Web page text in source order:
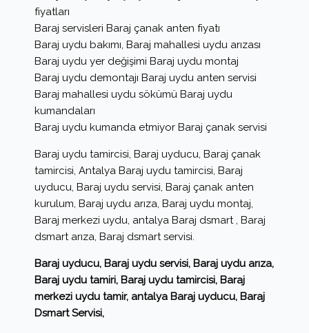
fiyatları
Baraj servisleri Baraj çanak anten fiyatı
Baraj uydu bakımı, Baraj mahallesi uydu arızası
Baraj uydu yer değişimi Baraj uydu montaj
Baraj uydu demontajı Baraj uydu anten servisi
Baraj mahallesi uydu sökümü Baraj uydu
kumandaları
Baraj uydu kumanda etmiyor Baraj çanak servisi
Baraj uydu tamircisi, Baraj uyducu, Baraj çanak
tamircisi, Antalya Baraj uydu tamircisi, Baraj
uyducu, Baraj uydu servisi, Baraj çanak anten
kurulum, Baraj uydu arıza, Baraj uydu montaj,
Baraj merkezi uydu, antalya Baraj dsmart , Baraj
dsmart arıza, Baraj dsmart servisi.
Baraj uyducu, Baraj uydu servisi, Baraj uydu arıza,
Baraj uydu tamiri, Baraj uydu tamircisi, Baraj
merkezi uydu tamir, antalya Baraj uyducu, Baraj
Dsmart Servisi,